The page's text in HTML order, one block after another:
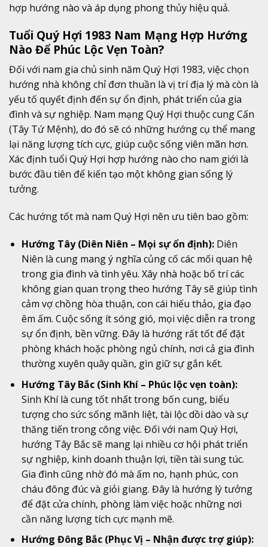
hợp hướng nào và áp dụng phong thủy hiệu quả.
Tuổi Quý Hợi 1983 Nam Mạng Hợp Hướng
Nào Để Phúc Lộc Vẹn Toàn?
Đối với nam gia chủ sinh năm Quý Hợi 1983, việc chọn
hướng nhà không chỉ đơn thuần là vị trí địa lý mà còn là
yếu tố quyết định đến sự ổn định, phát triển của gia
đình và sự nghiệp. Nam mạng Quý Hợi thuộc cung Cấn
(Tây Tứ Mệnh), do đó sẽ có những hướng cụ thể mang
lại năng lượng tích cực, giúp cuộc sống viên mãn hơn.
Xác định tuổi Quý Hợi hợp hướng nào cho nam giới là
bước đầu tiên để kiến tạo một không gian sống lý
tưởng.
Các hướng tốt mà nam Quý Hợi nên ưu tiên bao gồm:
Hướng Tây (Diên Niên – Mọi sự ổn định):Diên
Niên là cung mang ý nghĩa củng cố các mối quan hệ
trong gia đình và tình yêu. Xây nhà hoặc bố trí các
không gian quan trọng theo hướng Tây sẽ giúp tình
cảm vợ chồng hòa thuận, con cái hiếu thảo, gia đạo
êm ấm. Cuộc sống ít sóng gió, mọi việc diễn ra trong
sự ổn định, bền vững. Đây là hướng rất tốt để đặt
phòng khách hoặc phòng ngủ chính, nơi cả gia đình
thường xuyên quây quần, gìn giữ sự gắn kết.
Hướng Tây Bắc (Sinh Khí – Phúc lộc vẹn toàn):
Sinh Khí là cung tốt nhất trong bốn cung, biểu
tượng cho sức sống mãnh liệt, tài lộc dồi dào và sự
thăng tiến trong công việc. Đối với nam Quý Hợi,
hướng Tây Bắc sẽ mang lại nhiều cơ hội phát triển
sự nghiệp, kinh doanh thuận lợi, tiền tài sung túc.
Gia đình cũng nhờ đó mà ấm no, hạnh phúc, con
cháu đông đúc và giỏi giang. Đây là hướng lý tưởng
để đặt cửa chính, phòng làm việc hoặc những nơi
cần năng lượng tích cực mạnh mẽ.
Hướng Đông Bắc (Phục Vị – Nhận được trợ giúp):